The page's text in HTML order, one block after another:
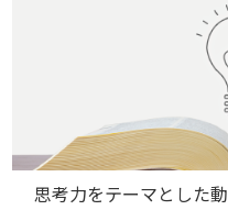
思考力をテーマとした